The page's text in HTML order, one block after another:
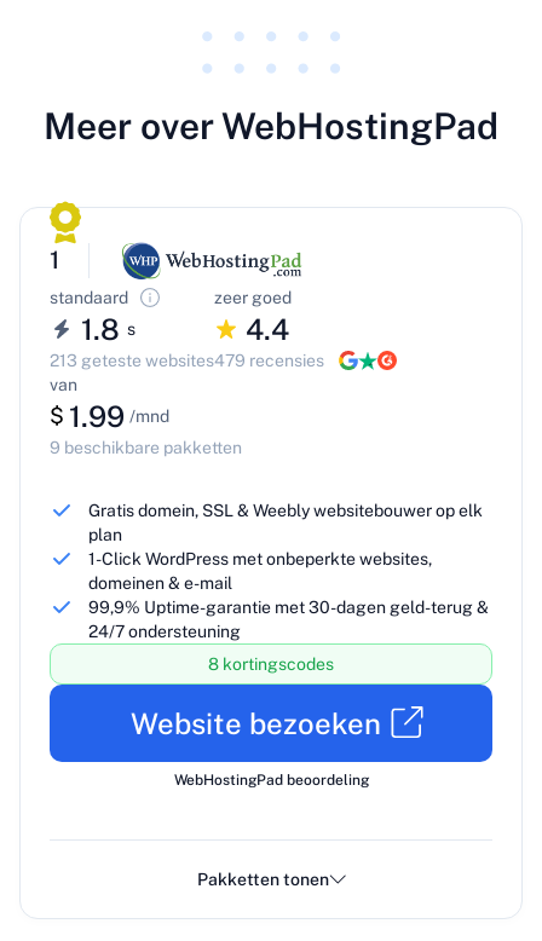
Meer over WebHostingPad
1
standaard
1.8 s
213 geteste websites
zeer goed
4.4
479 recensies
van
$ 1.99 /mnd
9 beschikbare pakketten
Gratis domein, SSL & Weebly websitebouwer op elk
plan
1-Click WordPress met onbeperkte websites,
domeinen & e-mail
99,9% Uptime-garantie met 30-dagen geld-terug &
24/7 ondersteuning
8 kortingscodes
Website bezoeken
WebHostingPad beoordeling
Pakketten tonen